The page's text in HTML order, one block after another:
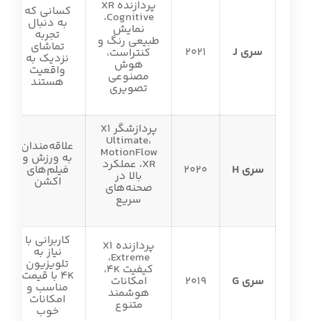
سری J 2021
پردازنده XR
Cognitive،
نمایش
طبیعی رنگ و
کنتراست،
هوش
مصنوعی
تصویری
کسانی که
به دنبال
تجربه
تماشای
نزدیک به
واقعیت
هستند
سری H 2020
پردازشگر X1
Ultimate،
MotionFlow
XR، عملکرد
بالا در
صحنه‌های
سریع
علاقه‌مندان
به ورزش و
فیلم‌های
اکشن
سری G 2019
پردازنده X1
Extreme،
کیفیت 4K،
امکانات
هوشمند
متنوع
کاربرانی با
نیاز به
تلویزیون
4K با قیمت
مناسب و
امکانات
خوب